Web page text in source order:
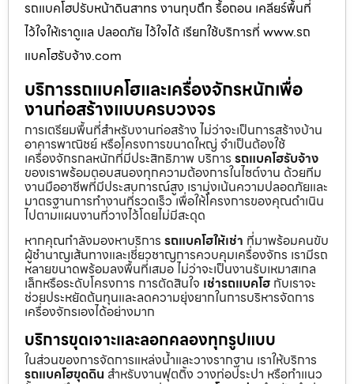
รถแบคโฮปรับหน้าดินสาทร งานทุบตึก รื้อถอน เคลียร์พื้นที่
ไว้ใจให้เราดูแล ปลอดภัย ไว้ใจได้ เรียกใช้บริการที่ www.รถ
แบคโฮรับจ้าง.com
บริการรถแบคโฮและเครื่องจักรหนักเพื่อ
งานก่อสร้างแบบครบวงจร
การเตรียมพื้นที่สำหรับงานก่อสร้าง ไม่ว่าจะเป็นการสร้างบ้าน
อาคารพาณิชย์ หรือโครงการขนาดใหญ่ จำเป็นต้องใช้
เครื่องจักรกลหนักที่มีประสิทธิภาพ บริการ รถแบคโฮรับจ้าง
ของเราพร้อมตอบสนองทุกความต้องการในไซต์งาน ด้วยทีม
งานมืออาชีพที่มีประสบการณ์สูง เรามุ่งเน้นความปลอดภัยและ
มาตรฐานการทำงานที่รวดเร็ว เพื่อให้โครงการของคุณดำเนิน
ไปตามแผนงานที่วางไว้โดยไม่มีสะดุด
หากคุณกำลังมองหาบริการ รถแบคโฮให้เช่า ที่มาพร้อมคนขับ
ผู้ชำนาญเส้นทางและเชี่ยวชาญการควบคุมเครื่องจักร เรามีรถ
หลายขนาดพร้อมลงพื้นที่เสมอ ไม่ว่าจะเป็นงานรับเหมาสเกล
เล็กหรือระดับโครงการ การตัดสินใจ เช่ารถแบคโฮ กับเราจะ
ช่วยประหยัดต้นทุนและลดความยุ่งยากในการบริหารจัดการ
เครื่องจักรเองได้อย่างมาก
บริการขุดเจาะและลอกคลองทุกรูปแบบ
ในส่วนของการจัดการแหล่งน้ำและวางรากฐาน เราให้บริการ
รถแบคโฮขุดดิน สำหรับงานฟุตติ้ง วางท่อประปา หรือทำแนว